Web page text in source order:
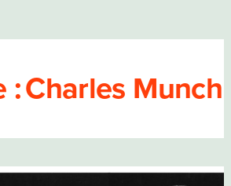
:Charles Munch